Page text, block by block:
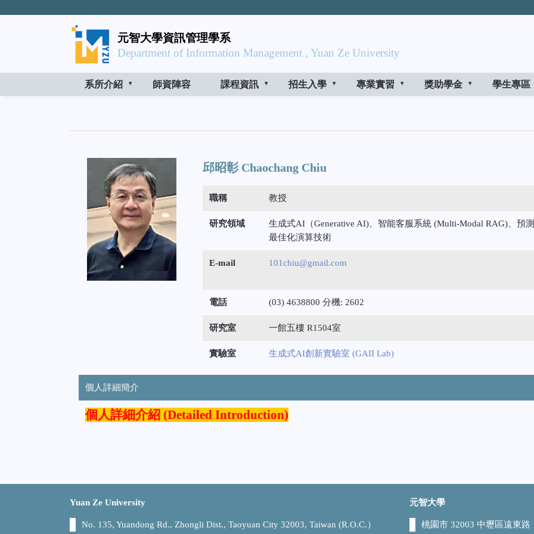
元智大學資訊管理學系
Department of Information Management , Yuan Ze University
系所介紹 師資陣容 課程資訊 招生入學 專業實習 獎助學金 學生專區
邱昭彰 Chaochang Chiu
職稱 教授
研究領域
生成式AI（Generative AI)、智能客服系統 (Multi-Modal RAG)、預
最佳化演算技術
E-mail 101chiu@gmail.com
電話 (03) 4638800 分機: 2602
研究室 一館五樓 R1504室
實驗室 生成式AI創新實驗室 (GAII Lab)
個人詳細簡介
個人詳細介紹 (Detailed Introduction)
Yuan Ze University
No. 135, Yuandong Rd., Zhongli Dist., Taoyuan City 32003, Taiwan (R.O.C.）
元智大學
桃園市 32003 中壢區遠東路